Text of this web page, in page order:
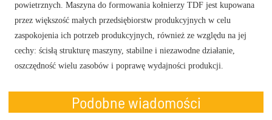
powietrznych. Maszyna do formowania kołnierzy TDF jest kupowana
przez większość małych przedsiębiorstw produkcyjnych w celu
zaspokojenia ich potrzeb produkcyjnych, również ze względu na jej
cechy: ścisłą strukturę maszyny, stabilne i niezawodne działanie,
oszczędność wielu zasobów i poprawę wydajności produkcji.
Podobne wiadomości